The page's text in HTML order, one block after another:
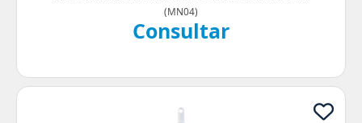
(MN04)
Consultar